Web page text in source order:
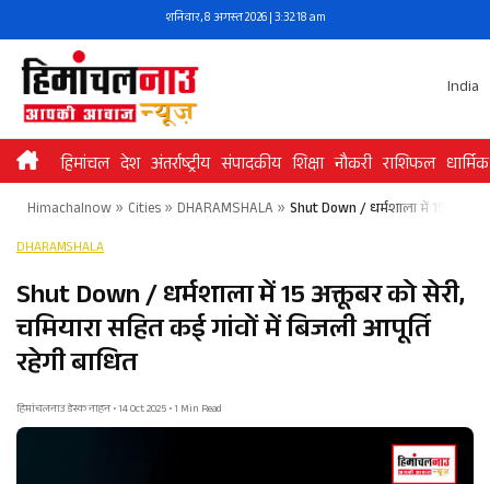
to
content
शनिवार, 8 अगस्त 2026 | 3:32:18 am
India
हिमांचल देश अंतर्राष्ट्रीय संपादकीय शिक्षा नौकरी राशिफल धार्मिक
Himachalnow» Cities» DHARAMSHALA » Shut Down / धर्मशाला में 15 अक्तूबर
DHARAMSHALA
Shut Down / धर्मशाला में 15 अक्तूबर को सेरी,
चमियारा सहित कई गांवों में बिजली आपूर्ति
रहेगी बाधित
हिमांचलनाउ डेस्क नाहन • 14 Oct 2025 • 1 Min Read